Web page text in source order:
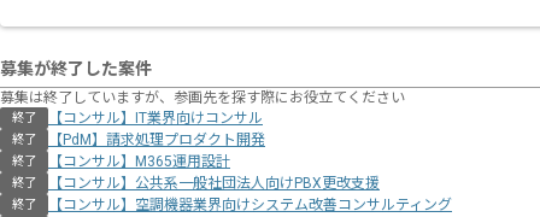
募集が終了した案件
募集は終了していますが、参画先を探す際にお役立てください
終了 【コンサル】IT業界向けコンサル
終了 【PdM】請求処理プロダクト開発
終了 【コンサル】M365運用設計
終了 【コンサル】公共系一般社団法人向けPBX更改支援
終了 【コンサル】空調機器業界向けシステム改善コンサルティング